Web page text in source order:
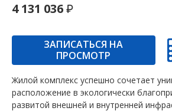
4 131 036
ЗАПИСАТЬСЯ НА
ПРОСМОТР
Жилой комплекс успешно сочетает
расположение в экологически
развитой внешней и внутренней